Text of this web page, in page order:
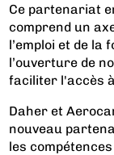
Ce partenariat
comprend un
l’emploi et de
l’ouverture de
faciliter l'accès
Daher et
nouveau
les